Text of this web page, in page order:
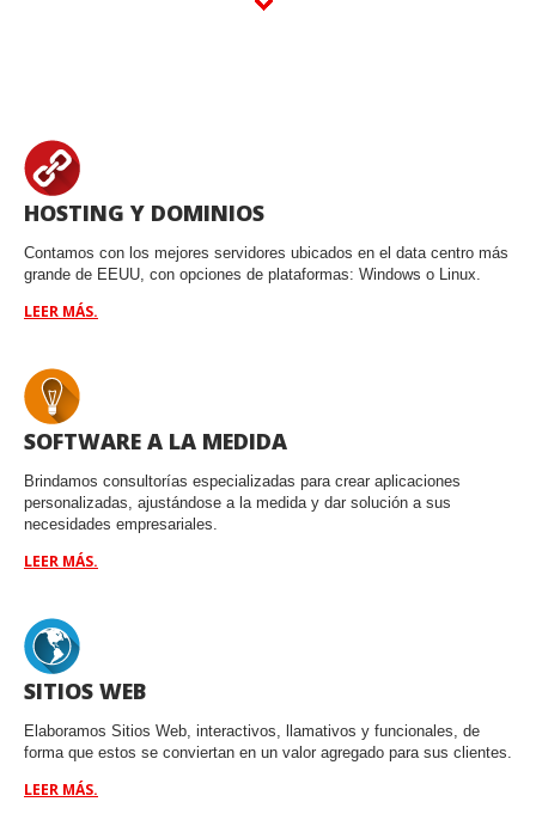
HOSTING Y DOMINIOS
Contamos con los mejores servidores ubicados en el data centro más
grande de EEUU, con opciones de plataformas: Windows o Linux.
LEER MÁS.
SOFTWARE A LA MEDIDA
Brindamos consultorías especializadas para crear aplicaciones
personalizadas, ajustándose a la medida y dar solución a sus
necesidades empresariales.
LEER MÁS.
SITIOS WEB
Elaboramos Sitios Web, interactivos, llamativos y funcionales, de
forma que estos se conviertan en un valor agregado para sus clientes.
LEER MÁS.